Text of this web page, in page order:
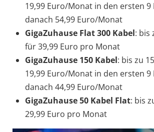
19,99 Euro/Monat in den ersten 9
danach 54,99 Euro/Monat
GigaZuhause Flat 300 Kabel: bis
für 39,99 Euro pro Monat
GigaZuhause 150 Kabel: bis zu
19,99 Euro/Monat in den ersten 9
danach 44,99 Euro/Monat
GigaZuhause 50 Kabel Flat: bis
29,99 Euro pro Monat